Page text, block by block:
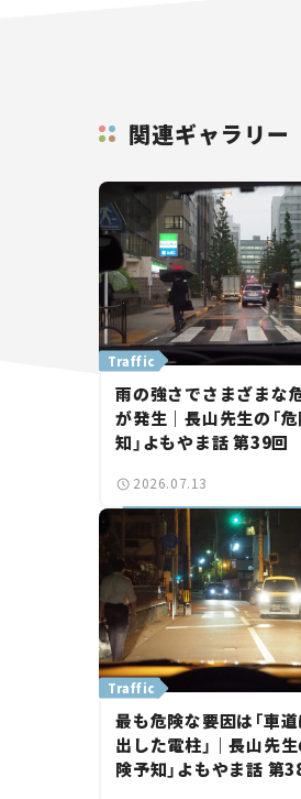
関連ギャラリー
Traffic
雨の強さでさまざまな
が発生｜長山先生の「
知」よもやま話 第39回
2026.07.13
Traffic
最も危険な要因は「車
出した電柱」｜長山先生
険予知」よもやま話 第